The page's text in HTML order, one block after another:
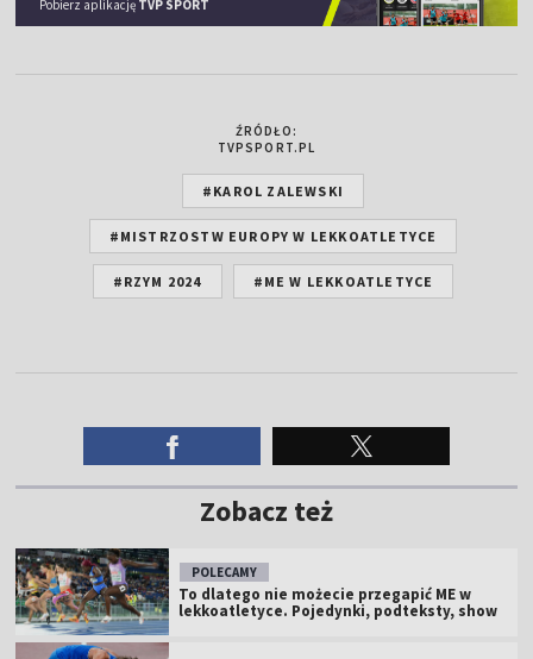
Pobierz aplikację TVP SPORT
ŹRÓDŁO:
TVPSPORT.PL
#KAROL ZALEWSKI
#MISTRZOSTW EUROPY W LEKKOATLETYCE
#RZYM 2024 #ME W LEKKOATLETYCE
Zobacz też
POLECAMY
To dlatego nie możecie przegapić ME w
lekkoatletyce. Pojedynki, podteksty, show